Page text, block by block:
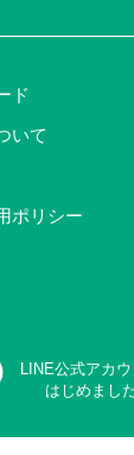
ド
いて
ポリシー
LINE公式アカウ
はじめまし